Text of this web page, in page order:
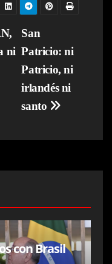
San
Patricio: ni
Patricio, ni
irlandés ni
santo
ni
con Brasil